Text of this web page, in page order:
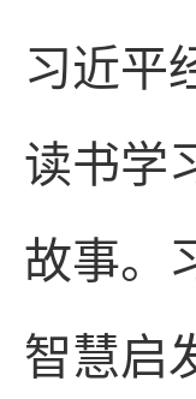
习近平
读书学
故事。
智慧启